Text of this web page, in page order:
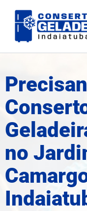
para
no